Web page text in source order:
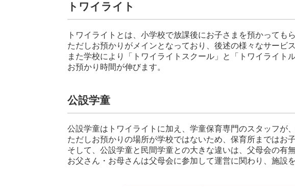
トワイライト
トワイライトとは、小学校で放課後にお子さまを預かっても
ただしお預かりがメインとなっており、後述の様々なサービ
また学校により「トワイライトスクール」と「トワイライ
お預かり時間が伸びます。
公設学童
公設学童はトワイライトに加え、学童保育専門のスタッフが
ただしお預かりの場所が学校ではないため、保育所まではお
そして、公設学童と民間学童との大きな違いは、父母会の有無
お父さん・お母さんは父母会に参加して運営に関わり、施設